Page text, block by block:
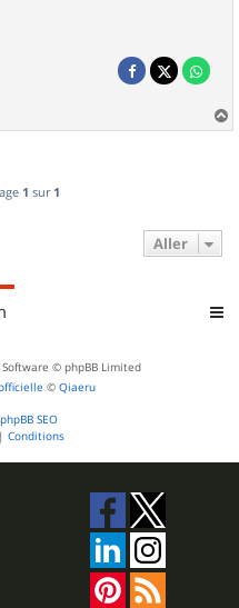
a
1 sur 1
Aller
© phpBB Limited
© Qiaeru
phpBB SEO
| Conditions